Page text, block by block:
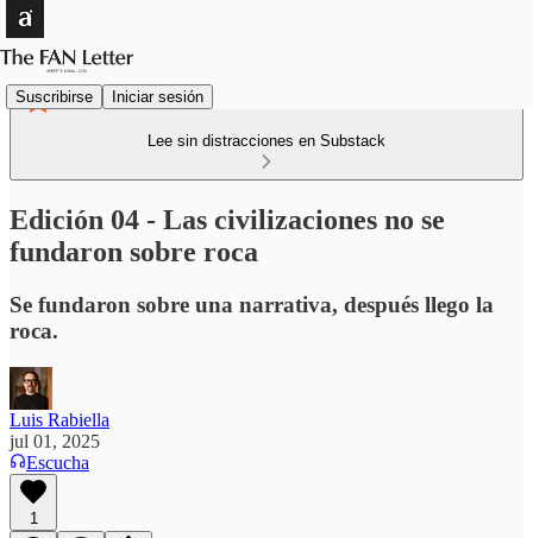
Suscribirse Iniciar sesión
Lee sin distracciones en Substack
Edición 04 - Las civilizaciones no se
fundaron sobre roca
Se fundaron sobre una narrativa, después llego la
roca.
Luis Rabiella
jul 01, 2025
Escucha
1